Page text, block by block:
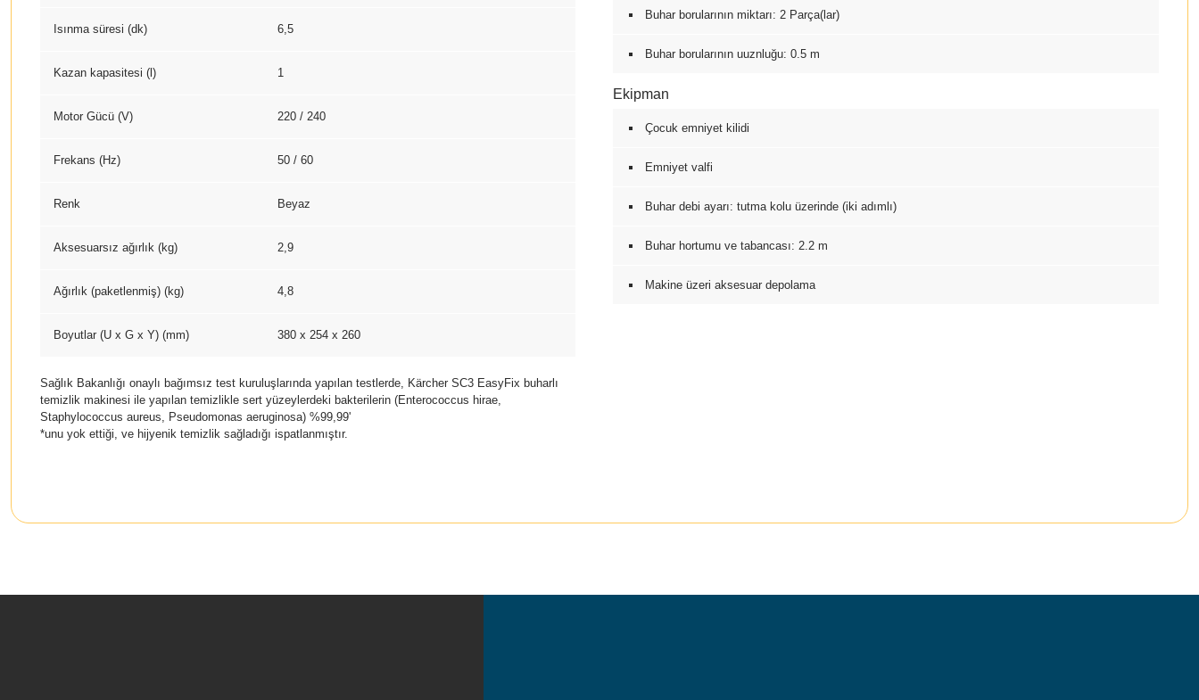
Isınma süresi (dk) 6,5
Kazan kapasitesi (l) 1
Motor Gücü (V) 220 / 240
Frekans (Hz) 50 / 60
Renk Beyaz
Aksesuarsız ağırlık (kg) 2,9
Ağırlık (paketlenmiş) (kg) 4,8
Boyutlar (U x G x Y) (mm) 380 x 254 x 260
Sağlık Bakanlığı onaylı bağımsız test kuruluşlarında yapılan testlerde, Kärcher SC3 EasyFix buharlı
temizlik makinesi ile yapılan temizlikle sert yüzeylerdeki bakterilerin (Enterococcus hirae,
Staphylococcus aureus, Pseudomonas aeruginosa) %99,99'
*unu yok ettiği, ve hijyenik temizlik sağladığı ispatlanmıştır.
Buhar borularının miktarı: 2 Parça(lar)
Buhar borularının uuznluğu: 0.5 m
Ekipman
Çocuk emniyet kilidi
Emniyet valfi
Buhar debi ayarı: tutma kolu üzerinde (iki adımlı)
Buhar hortumu ve tabancası: 2.2 m
Makine üzeri aksesuar depolama
Bu ürüne ilk yorumu siz yapın!